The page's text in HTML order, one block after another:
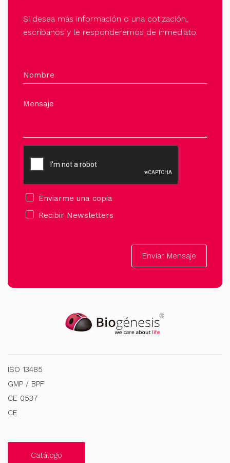
Si desea más información o una cotización,
escríbanos y le responderemos de inmediato.
Nombre
Mensaje
Enviarme una copia
Recibir Newsletters
Enviar Mensaje
ISO 13485
GMP / BPF
CE 0537
CE
Catálogo